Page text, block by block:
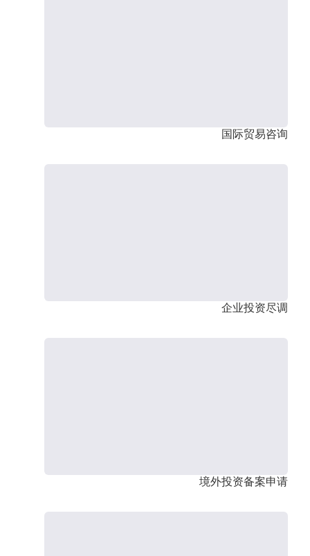
国际贸易咨询
企业投资尽调
境外投资备案申请